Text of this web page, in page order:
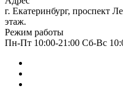
г. Екатеринбург, проспект
этаж.
Режим работы
Пн-Пт 10:00-21:00 Сб-Вс